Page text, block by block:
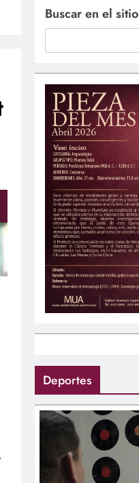
Buscar en el sitio
Deportes